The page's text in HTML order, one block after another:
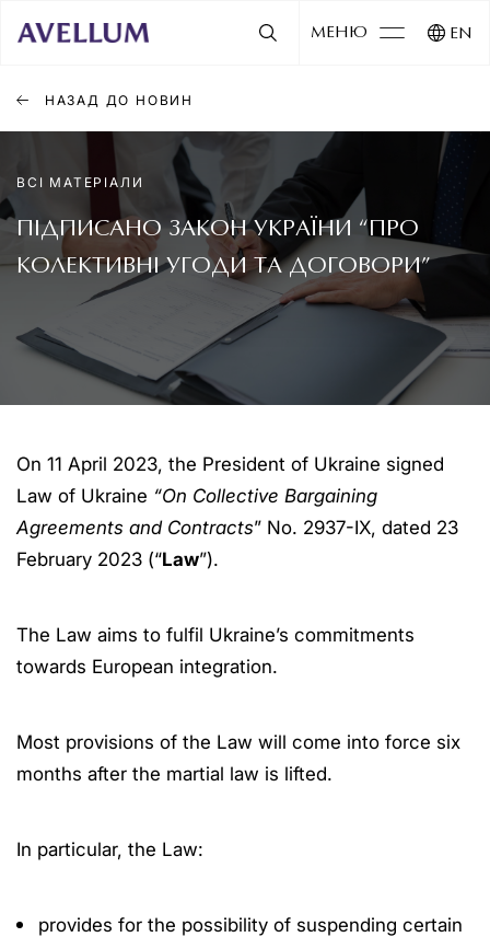
МЕНЮ EN
НАЗАД ДО НОВИН
ВСІ МАТЕРІАЛИ
ПІДПИСАНО ЗАКОН УКРАЇНИ “ПРО
КОЛЕКТИВНІ УГОДИ ТА ДОГОВОРИ”
On 11 April 2023, the President of Ukraine signed
Law of Ukraine “On Collective Bargaining
Agreements and Contracts” No. 2937-IX, dated 23
February 2023 (“Law”).
The Law aims to fulfil Ukraine’s commitments
towards European integration.
Most provisions of the Law will come into force six
months after the martial law is lifted.
In particular, the Law:
provides for the possibility of suspending certain